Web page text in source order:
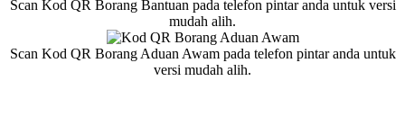
Scan Kod QR Borang Bantuan pada telefon pintar anda untuk versi
mudah alih.
Scan Kod QR Borang Aduan Awam pada telefon pintar anda untuk
versi mudah alih.